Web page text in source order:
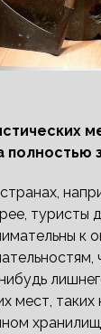
полностью
туристы
к
мест,